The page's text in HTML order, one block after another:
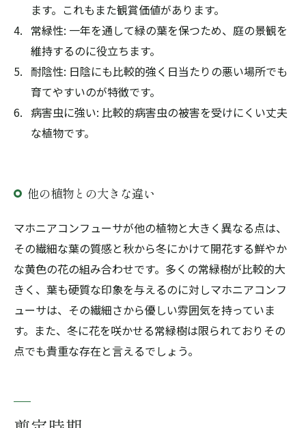
ます。これもまた観賞価値があります。
常緑性: 一年を通して緑の葉を保つため、庭の景観を
維持するのに役立ちます。
耐陰性: 日陰にも比較的強く日当たりの悪い場所でも
育てやすいのが特徴です。
病害虫に強い: 比較的病害虫の被害を受けにくい丈夫
な植物です。
他の植物との大きな違い
マホニアコンフューサが他の植物と大きく異なる点は、
その繊細な葉の質感と秋から冬にかけて開花する鮮やか
な黄色の花の組み合わせです。多くの常緑樹が比較的大
きく、葉も硬質な印象を与えるのに対しマホニアコンフ
ューサは、その繊細さから優しい雰囲気を持っていま
す。また、冬に花を咲かせる常緑樹は限られておりその
点でも貴重な存在と言えるでしょう。